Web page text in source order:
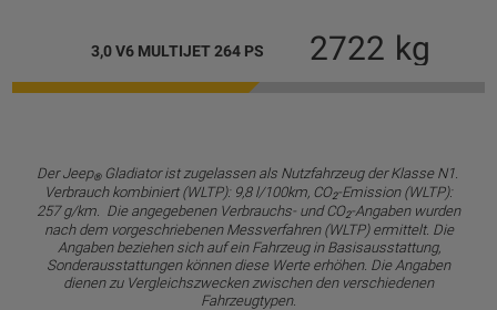
3,0 V6 MULTIJET 264 PS 2722 kg
Der Jeep®Gladiator ist zugelassen als Nutzfahrzeug der Klasse N1.
Verbrauch kombiniert (WLTP): 9,8 l/100km, CO2-Emission (WLTP):
257 g/km. Die angegebenen Verbrauchs- und CO2-Angaben wurden
nach dem vorgeschriebenen Messverfahren (WLTP) ermittelt. Die
Angaben beziehen sich auf ein Fahrzeug in Basisausstattung,
Sonderausstattungen können diese Werte erhöhen. Die Angaben
dienen zu Vergleichszwecken zwischen den verschiedenen
Fahrzeugtypen.